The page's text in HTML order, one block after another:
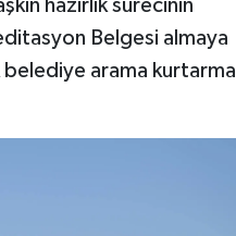
hazırlık sürecinin
Belgesi almaya
belediye arama kurtarma